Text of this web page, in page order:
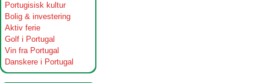
Portugisisk kultur
Bolig & investering
Aktiv ferie
Golf i Portugal
Vin fra Portugal
Danskere i Portugal